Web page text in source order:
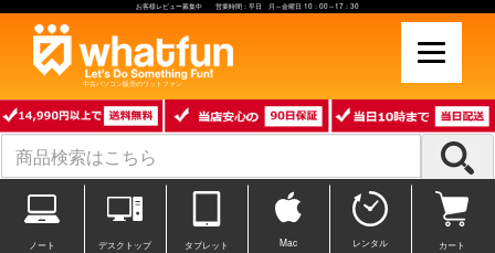
お客様レビュー募集中 営業時間：平日 月～金曜日 10：00～17：30
中古パソコン販売のワットファン
ノート デスクトップ タブレット Mac レンタル カート